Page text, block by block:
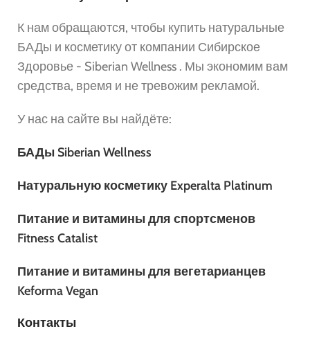
К нам обращаются, чтобы купить натуральные
БАДы и косметику от компании Сибирское
Здоровье - Siberian Wellness . Мы экономим вам
средства, время и не тревожим рекламой.
У нас на сайте вы найдёте:
БАДы Siberian Wellness
Натуральную косметику Experalta Platinum
Питание и витамины для спортсменов
Fitness Catalist
Питание и витамины для вегетарианцев
Keforma Vegan
Контакты